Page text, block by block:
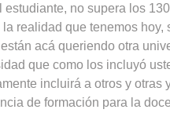
estudiante, no supera los
realidad que tenemos hoy,
acá queriendo otra
que como los incluyó
incluirá a otros y otras
de formación para la